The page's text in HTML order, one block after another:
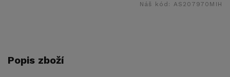
Náš kód: AS207970MIH
Popis zboží